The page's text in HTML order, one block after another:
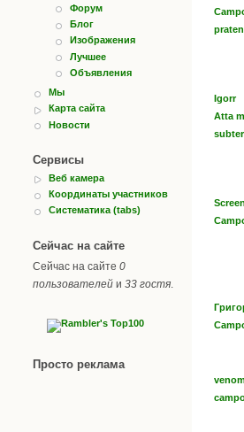
Форум
Блог
Изображения
Лучшее
Объявления
Мы
Карта сайта
Новости
Сервисы
Веб камера
Координаты участников
Систематика (tabs)
Сейчас на сайте
Сейчас на сайте 0
пользователей и 33 гостя
Просто реклама
Igorr
Atta